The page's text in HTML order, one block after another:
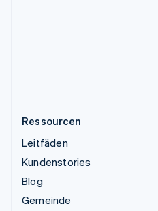
Ressourcen
Leitfäden
Kundenstories
Blog
Gemeinde